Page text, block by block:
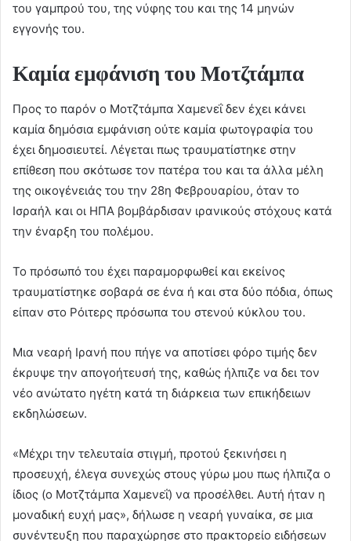
του γαμπρού του, της νύφης του και της 14 μηνών
εγγονής του.
Καμία εμφάνιση του Μοτζτάμπα
Προς το παρόν ο Μοτζτάμπα Χαμενεΐ δεν έχει κάνει
καμία δημόσια εμφάνιση ούτε καμία φωτογραφία του
έχει δημοσιευτεί. Λέγεται πως τραυματίστηκε στην
επίθεση που σκότωσε τον πατέρα του και τα άλλα μέλη
της οικογένειάς του την 28η Φεβρουαρίου, όταν το
Ισραήλ και οι ΗΠΑ βομβάρδισαν ιρανικούς στόχους κατά
την έναρξη του πολέμου.
Το πρόσωπό του έχει παραμορφωθεί και εκείνος
τραυματίστηκε σοβαρά σε ένα ή και στα δύο πόδια, όπως
είπαν στο Ρόιτερς πρόσωπα του στενού κύκλου του.
Μια νεαρή Ιρανή που πήγε να αποτίσει φόρο τιμής δεν
έκρυψε την απογοήτευσή της, καθώς ήλπιζε να δει τον
νέο ανώτατο ηγέτη κατά τη διάρκεια των επικήδειων
εκδηλώσεων.
«Μέχρι την τελευταία στιγμή, προτού ξεκινήσει η
προσευχή, έλεγα συνεχώς στους γύρω μου πως ήλπιζα ο
ίδιος (ο Μοτζτάμπα Χαμενεΐ) να προσέλθει. Αυτή ήταν η
μοναδική ευχή μας», δήλωσε η νεαρή γυναίκα, σε μια
συνέντευξη που παραχώρησε στο πρακτορείο ειδήσεων